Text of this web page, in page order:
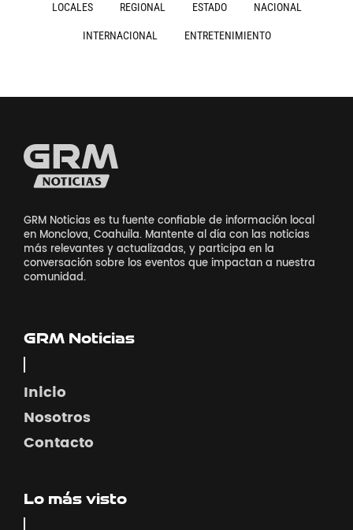
LOCALES REGIONAL ESTADO NACIONAL
INTERNACIONAL ENTRETENIMIENTO
GRM Noticias es tu fuente confiable de información local
en Monclova, Coahuila. Mantente al día con las noticias
más relevantes y actualizadas, y participa en la
conversación sobre los eventos que impactan a nuestra
comunidad.
GRM Noticias
Inicio
Nosotros
Contacto
Lo más visto